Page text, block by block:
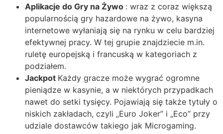
Aplikacje do Gry na Żywo : wraz z coraz większą
popularnością gry hazardowe na żywo, kasyna
internetowe wyłaniają się na rynku w celu bardziej
efektywnej pracy. W tej grupie znajdziecie m.in.
ruletę europejską i francuską w kategoriach z
podziałem.
Jackpot Każdy gracze może wygrać ogromne
pieniądze w kasynie, a w niektórych przypadkach
nawet do setki tysięcy. Pojawiają się także tytuły o
niskich zakładach, czyli „Euro Joker” i „Eco” przy
udziale dostawców takiego jak Microgaming.